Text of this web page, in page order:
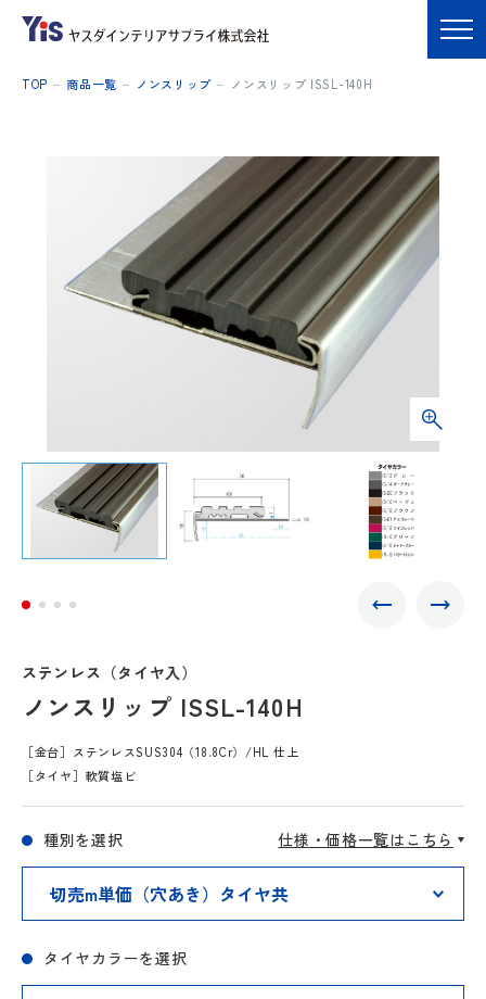
TOP 商品一覧 ノンスリップ ノンスリップ ISSL-140H
ステンレス（タイヤ入）
ノンスリップ ISSL-140H
［金台］ステンレスSUS304（18.8Cr）/HL 仕上
［タイヤ］軟質塩ビ
仕様・価格一覧はこちら
種別を選択
タイヤカラーを選択